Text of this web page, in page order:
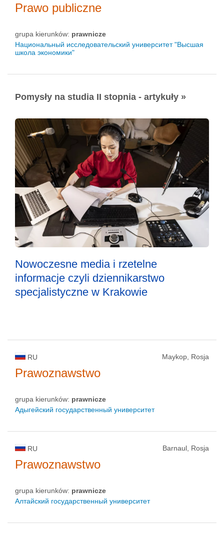
Prawo publiczne
grupa kierunków: prawnicze
Национальный исследовательский университет "Высшая
школа экономики"
Pomysły na studia II stopnia - artykuły »
Nowoczesne media i rzetelne
informacje czyli dziennikarstwo
specjalistyczne w Krakowie
RU Maykop, Rosja
Prawoznawstwo
grupa kierunków: prawnicze
Адыгейский государственный университет
RU Barnaul, Rosja
Prawoznawstwo
grupa kierunków: prawnicze
Алтайский государственный университет